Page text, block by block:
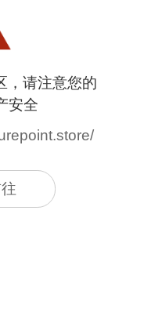
，请注意您的
安全